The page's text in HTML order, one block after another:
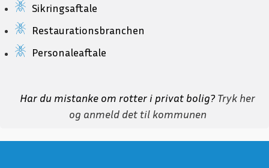
Sikringsaftale
Restaurationsbranchen
Personaleaftale
Har du mistanke om rotter i privat bolig?Tryk her
og anmeld det til kommunen